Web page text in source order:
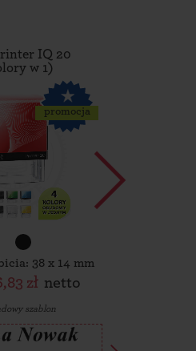
IQ 20
w 1)
promocja
38 x 14 mm
zł netto
szablon